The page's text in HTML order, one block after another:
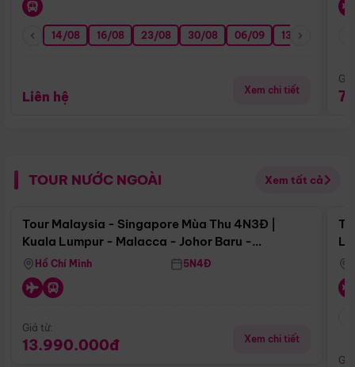
14/08 16/08 23/08 30/08 06/09 13/09
Liên hệ Xem chi tiết
TOUR NƯỚC NGOÀI Xem tất cả
Điểm nổi bật
Tour Malaysia - Singapore Mùa Thu 4N3Đ |
Kuala Lumpur - Malacca - Johor Baru -
Singapore
Hồ Chí Minh 5N4Đ
Giá từ:
13.990.000đ Xem chi tiết